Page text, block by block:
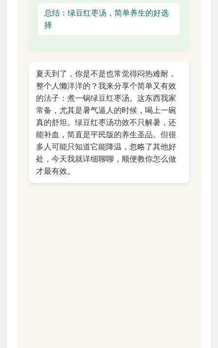
总结：绿豆红枣汤，简单养生的好选
择
夏天到了，你是不是也常觉得闷热难耐，
整个人懒洋洋的？我来分享个简单又有效
的法子：煮一锅绿豆红枣汤。这东西我家
常备，尤其是暑气逼人的时候，喝上一碗
真的舒坦。绿豆红枣汤功效不只解暑，还
能补血，简直是平民版的养生圣品。但很
多人可能只知道它能降温，忽略了其他好
处，今天我就详细聊聊，顺便教你怎么做
才最有效。